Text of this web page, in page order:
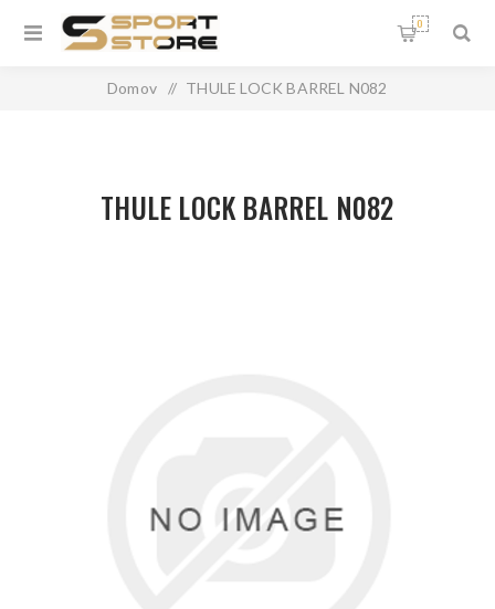
0
Domov / THULE LOCK BARREL N082
THULE LOCK BARREL N082